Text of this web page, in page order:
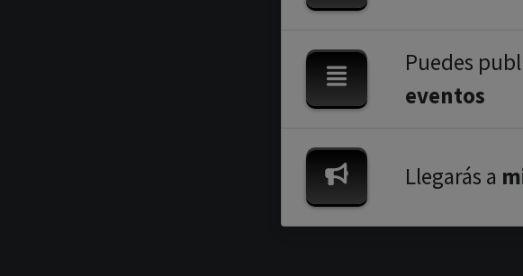
Puedes
eventos
Llegarás a